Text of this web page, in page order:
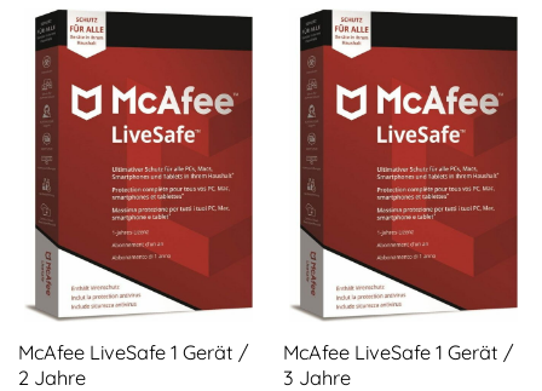
McAfee LiveSafe 1 Gerät /
2 Jahre
McAfee LiveSafe 1 Gerät /
3 Jahre